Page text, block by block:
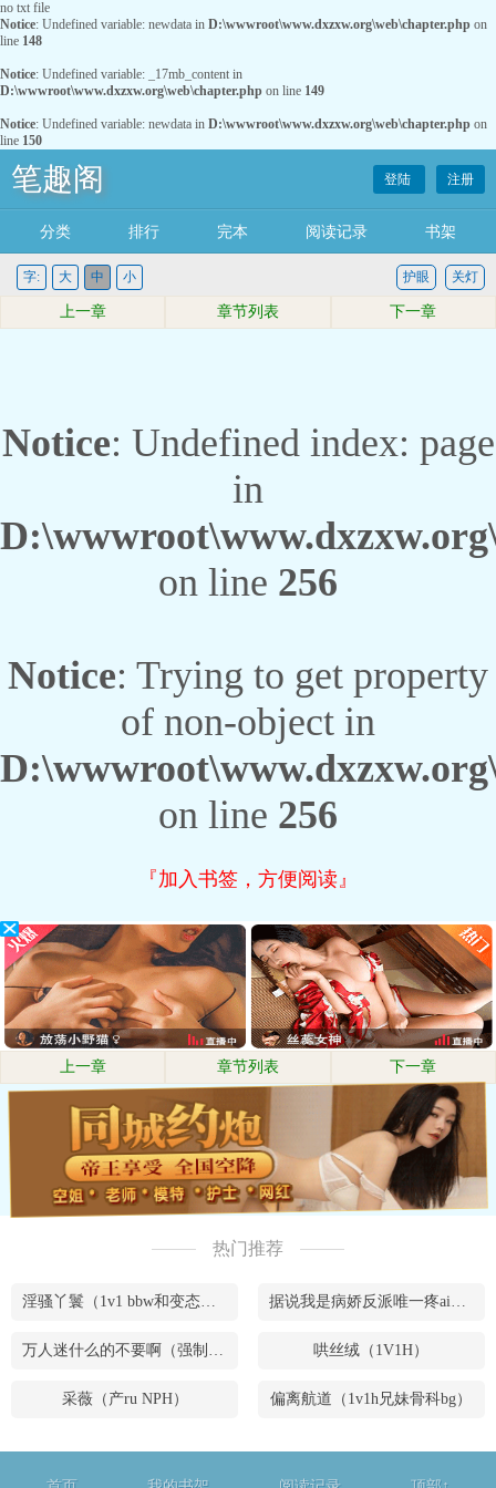
no txt file
Notice: Undefined variable: newdata in D:\wwwroot\www.dxzxw.org\web\chapter.php on
line 148
Notice: Undefined variable: _17mb_content in
D:\wwwroot\www.dxzxw.org\web\chapter.php on line 149
Notice: Undefined variable: newdata in D:\wwwroot\www.dxzxw.org\web\chapter.php on
line 150
笔趣阁 登陆 注册
分类 排行 完本 阅读记录 书架
字: 大 中 小 关灯
护眼
上一章 章节列表 下一章
Notice: Undefined index: page
in
on line 256
Notice: Trying to get property
of non-object in
on line 256
『加入书签，方便阅读』
上一章 章节列表 下一章
热门推荐
淫骚丫鬟（1v1 bbw和变态腹黑男） 据说我是病娇反派唯一疼ai的妹妹（兄妹骨）
万人迷什么的不要啊（强制NPH） 哄丝绒（1V1H）
采薇（产ru NPH） 偏离航道（1v1h兄妹骨科bg）